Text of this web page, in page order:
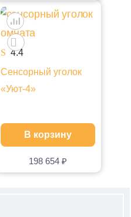
198 654 ₽
4.4
Сенсорный уголок
«Уют-4»
В корзину